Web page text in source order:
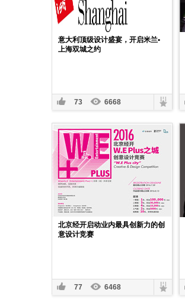
意大利顶级设计盛宴，开启米兰•
上海双城之约
73 6668
北京经开启动业内最具创新力的创
意设计竞赛
77 6468